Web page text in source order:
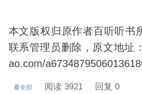
本文版权归原作者百听听书
联系管理员删除，原文地址
ao.com/
看全部 阅读 3921 回复 0